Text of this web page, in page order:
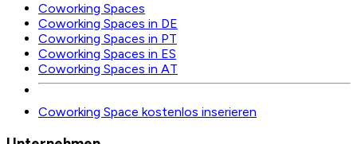
Coworking Spaces
Coworking Spaces in DE
Coworking Spaces in PT
Coworking Spaces in ES
Coworking Spaces in AT
Coworking Space kostenlos inserieren